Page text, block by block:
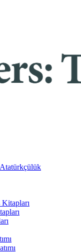
Atatürkçülük